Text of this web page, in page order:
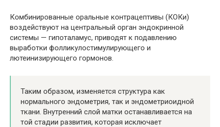
Комбинированные оральные контрацептивы (КОКи)
воздействуют на центральный орган эндокринной
системы — гипоталамус, приводят к подавлению
выработки фолликулостимулирующего и
лютеинизирующего гормонов.
Таким образом, изменяется структура как
нормального эндометрия, так и эндометриоидной
ткани. Внутренний слой матки останавливается на
той стадии развития, которая исключает